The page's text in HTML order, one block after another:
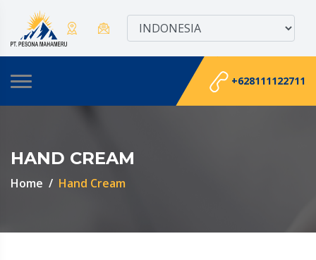
+628111122711
HAND CREAM
Home Hand Cream